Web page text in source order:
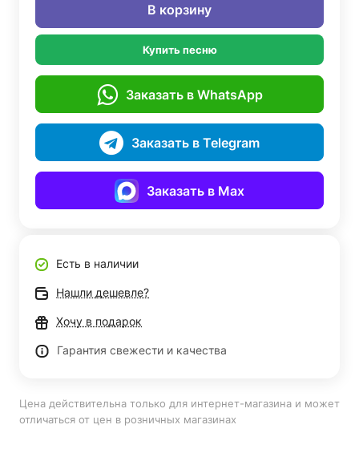
В корзину
Купить песню
Заказать в WhatsApp
Заказать в Telegram
Заказать в Max
Есть в наличии
Нашли дешевле?
Хочу в подарок
Гарантия свежести и качества
Цена действительна только для интернет-магазина и может
отличаться от цен в розничных магазинах